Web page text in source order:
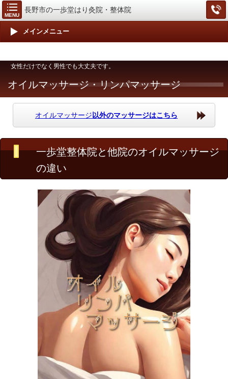
MENU
長野市の一歩堂はり灸院・整体院
メインメニュー
女性だけでなく男性でも大丈夫です。
オイルマッサージ・リンパマッサージ
オイルマッサージ 以外のマッサージはこちら
一歩堂整体院と他院のオイルマッサージ
の違い